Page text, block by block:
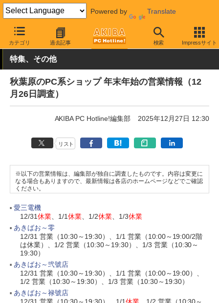
Powered by Translate
カテゴリ 過去記事 検索 Impressサイト
AKIBA PC Hotline! 秋葉原情報 スポット情報 ショップ
特集、その他
秋葉原のPC系ショップ 年末年始の営業情報（12
月26日調査）
AKIBA PC Hotline!編集部 2025年12月27日 12:30
リスト
※以下の営業情報は、編集部が独自に調査したものです。内容は変更に
なる場合もありますので、最新情報は各店のホームページなどでご確認
ください。
愛三電機
12/31休業、1/1休業、1/2休業、1/3休業
あきばお～零
12/31 営業（10:30～19:30）、1/1 営業（10:00～19:00/2階
は休業）、1/2 営業（10:30～19:30）、1/3 営業（10:30～
19:30）
あきばお～弐號店
12/31 営業（10:30～19:30）、1/1 営業（10:00～19:00）、
1/2 営業（10:30～19:30）、1/3 営業（10:30～19:30）
あきばお～禄號店